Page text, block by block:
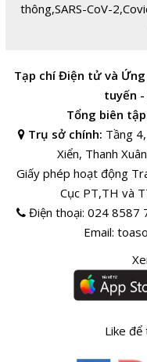
thông,SARS-CoV-2,
Tạp chí Điện tử và
tuyến
Tổng biên
Trụ sở chính: Tầng
Xiển, Thanh
Giấy phép hoạt động
Cục PT,TH và
Điện thoại:024 8587
Email:
Like để